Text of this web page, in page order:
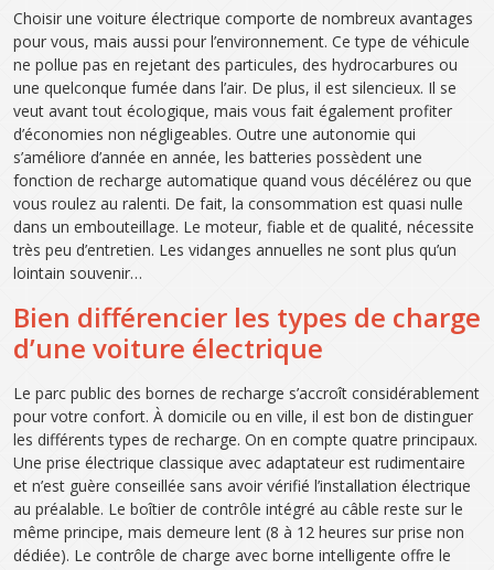
Choisir une voiture électrique comporte de nombreux avantages
pour vous, mais aussi pour l’environnement. Ce type de véhicule
ne pollue pas en rejetant des particules, des hydrocarbures ou
une quelconque fumée dans l’air. De plus, il est silencieux. Il se
veut avant tout écologique, mais vous fait également profiter
d’économies non négligeables. Outre une autonomie qui
s’améliore d’année en année, les batteries possèdent une
fonction de recharge automatique quand vous décélérez ou que
vous roulez au ralenti. De fait, la consommation est quasi nulle
dans un embouteillage. Le moteur, fiable et de qualité, nécessite
très peu d’entretien. Les vidanges annuelles ne sont plus qu’un
lointain souvenir…
Bien différencier les types de charge
d’une voiture électrique
Le parc public des bornes de recharge s’accroît considérablement
pour votre confort. À domicile ou en ville, il est bon de distinguer
les différents types de recharge. On en compte quatre principaux.
Une prise électrique classique avec adaptateur est rudimentaire
et n’est guère conseillée sans avoir vérifié l’installation électrique
au préalable. Le boîtier de contrôle intégré au câble reste sur le
même principe, mais demeure lent (8 à 12 heures sur prise non
dédiée). Le contrôle de charge avec borne intelligente offre le